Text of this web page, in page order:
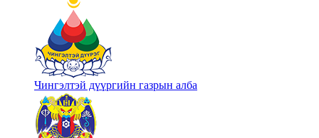
Чингэлтэй дүүргийн газрын алба